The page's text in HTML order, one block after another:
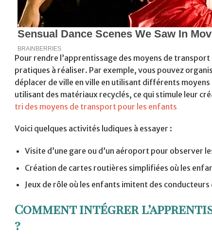
Pour rendre l’apprentissage des moyens de
pratiques à réaliser. Par exemple, vous pouvez
déplacer de ville en ville en utilisant différents
utilisant des matériaux recyclés, ce qui stimule leur
tri des moyens de transport pour les enfants
Voici quelques activités ludiques à essayer :
Visite d’une gare ou d’un aéroport pour observer
Création de cartes routières simplifiées où les
Jeux de rôle où les enfants imitent des
Comment intégrer
?